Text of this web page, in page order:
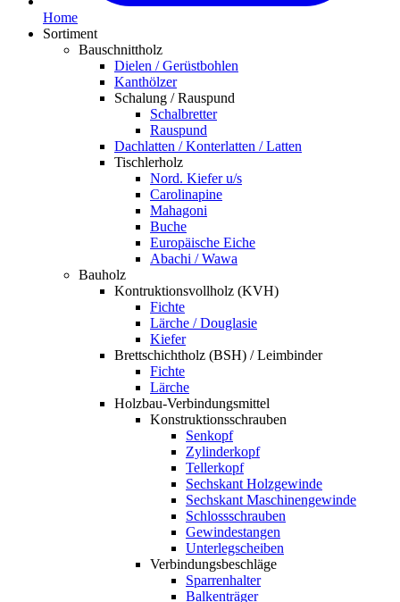
Home
Sortiment
Bauschnittholz
Dielen / Gerüstbohlen
Kanthölzer
Schalung / Rauspund
Schalbretter
Rauspund
Dachlatten / Konterlatten / Latten
Tischlerholz
Nord. Kiefer u/s
Carolinapine
Mahagoni
Buche
Europäische Eiche
Abachi / Wawa
Bauholz
Kontruktionsvollholz (KVH)
Fichte
Lärche / Douglasie
Kiefer
Brettschichtholz (BSH) / Leimbinder
Fichte
Lärche
Holzbau-Verbindungsmittel
Konstruktionsschrauben
Senkopf
Zylinderkopf
Tellerkopf
Sechskant Holzgewinde
Sechskant Maschinengewinde
Schlossschrauben
Gewindestangen
Unterlegscheiben
Verbindungsbeschläge
Sparrenhalter
Balkenträger